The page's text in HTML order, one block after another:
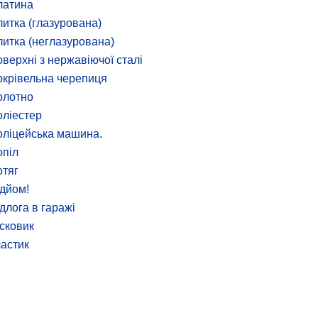
(глазурована)
(неглазурована)
з нержавіючої сталі
черепиця
машина.
в гаражі